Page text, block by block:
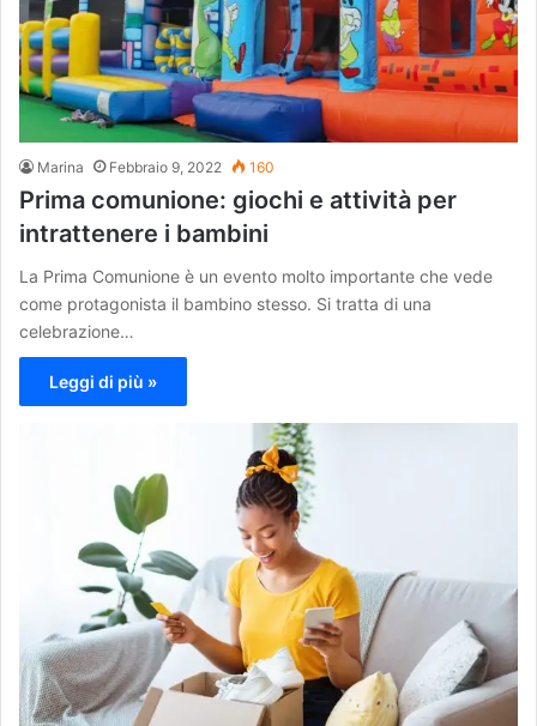
Marina Febbraio 9, 2022 160
Prima comunione: giochi e attività per
intrattenere i bambini
La Prima Comunione è un evento molto importante che vede
come protagonista il bambino stesso. Si tratta di una
celebrazione…
Leggi di più »